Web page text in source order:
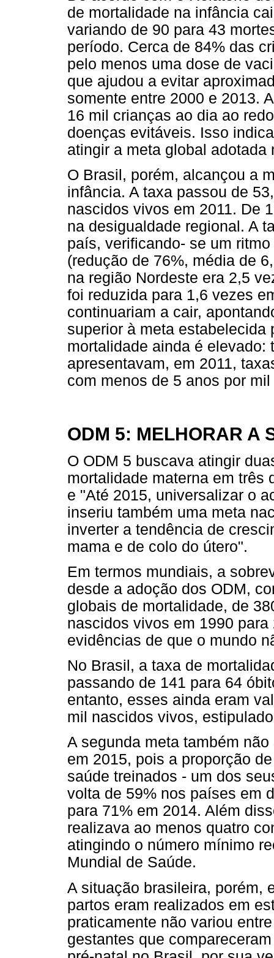
de mortalidade na infância
variando de 90 para 43
período. Cerca de 84% das
pelo menos uma dose de
que ajudou a evitar
somente entre 2000 e 2013.
16 mil crianças ao dia ao
doenças evitáveis. Isso
atingir a meta global adotada
O Brasil, porém, alcançou a
infância. A taxa passou de
nascidos vivos em 2011. De
na desigualdade regional. A
país, verificando- se um
(redução de 76%, média de
na região Nordeste era 2,5
foi reduzida para 1,6 vezes
continuariam a cair,
superior à meta estabelecida
mortalidade ainda é elevado:
apresentavam, em 2011,
com menos de 5 anos por
ODM 5: MELHORAR A
O ODM 5 buscava atingir
mortalidade materna em três
e "Até 2015, universalizar o
inseriu também uma meta
inverter a tendência de
mama e de colo do útero".
Em termos mundiais, a
desde a adoção dos ODM,
globais de mortalidade, de
nascidos vivos em 1990
evidências de que o mundo
No Brasil, a taxa de
passando de 141 para 64
entanto, esses ainda eram
mil nascidos vivos,
A segunda meta também
em 2015, pois a proporção
saúde treinados - um dos
volta de 59% nos países em
para 71% em 2014. Além
realizava ao menos quatro
atingindo o número mínimo
Mundial de Saúde.
A situação brasileira, porém,
partos eram realizados em
praticamente não variou
gestantes que